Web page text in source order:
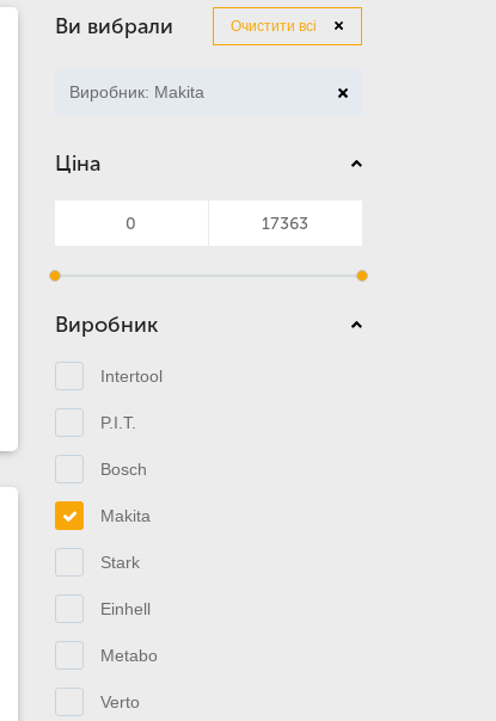
Ви вибрали Очистити всі
Виробник: Makita
Ціна
Виробник
Intertool
P.I.T.
Bosch
Makita
Stark
Einhell
Metabo
Verto